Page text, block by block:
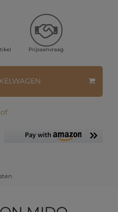
Prijsaanvraag
of